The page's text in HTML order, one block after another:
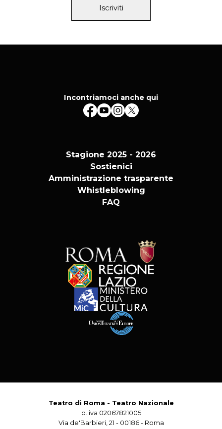
Iscriviti
Incontriamoci anche qui
Stagione 2025 - 2026
Sostienici
Amministrazione trasparente
Whistleblowing
FAQ
Teatro di Roma - Teatro Nazionale
p. iva 02067821005
Via de'Barbieri, 21 - 00186 - Roma